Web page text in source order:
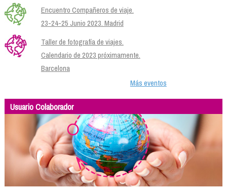
Encuentro Compañeros de viaje.
23-24-25 Junio 2023. Madrid
Taller de fotografía de viajes.
Calendario de 2023 próximamente.
Barcelona
Más eventos
Usuario Colaborador